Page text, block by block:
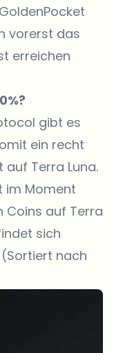
vorerst das
erreichen
gibt es
ein recht
auf Terra Luna.
im Moment
Coins auf Terra
sich
nach